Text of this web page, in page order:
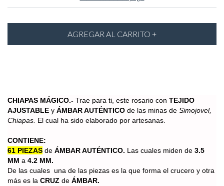
CHIAPAS MÁGICO.- Trae para ti, este rosario con TEJIDO
AJUSTABLE y ÁMBAR AUTÉNTICO de las minas de Simojovel,
Chiapas. El cual ha sido elaborado por artesanas.
CONTIENE:
61 PIEZAS de ÁMBAR AUTÉNTICO. Las cuales miden de 3.5
MM a 4.2 MM.
De las cuales una de las piezas es la que forma el crucero y otra
más es la CRUZ de ÁMBAR.